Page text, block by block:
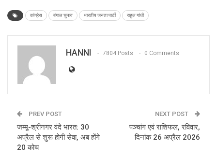
कांग्रेस बंगाल चुनाव भारतीय जनता पार्टी राहुल गांधी
HANNI 7804 Posts 0 Comments
PREV POST
जम्मू-श्रीनगर वंदे भारत: 30
अप्रैल से शुरू होगी सेवा, अब होंगे
20 कोच
NEXT POST
पञ्चांग एवं राशिफल, रविवार,
दिनांक 26 अप्रैल 2026